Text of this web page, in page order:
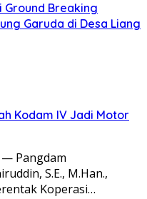
Ground Breaking
Garuda di Desa Liang
Kodam IV Jadi Motor
— Pangdam
S.E., M.Han.,
Koperasi…